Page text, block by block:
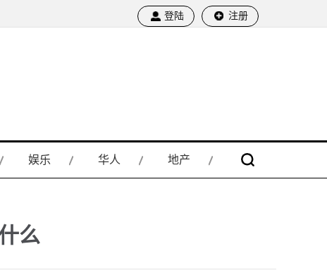
登陆 注册
娱乐 华人 地产
么